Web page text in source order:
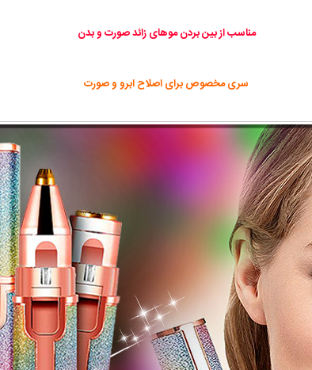
مناسب از بین بردن موهای زائد صورت و بدن
سری مخصوص برای اصلاح ابرو و صورت